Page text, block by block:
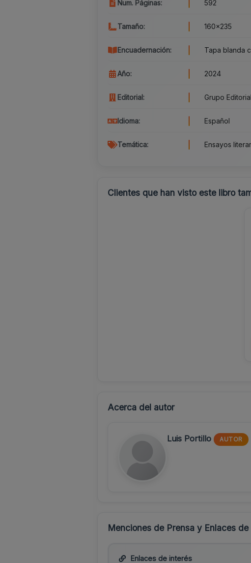
que
deuda.
Num. Páginas: 592
Tamaño: 160x235
Encuadernación: Tapa blanda
Año: 2024
Editorial: Grupo
Idioma: Español
Temática: Ensayos
Clientes que han visto este libro
Acerca del autor
Luis Portillo AUTOR
Menciones de Prensa y Enlaces
Enlaces de interés